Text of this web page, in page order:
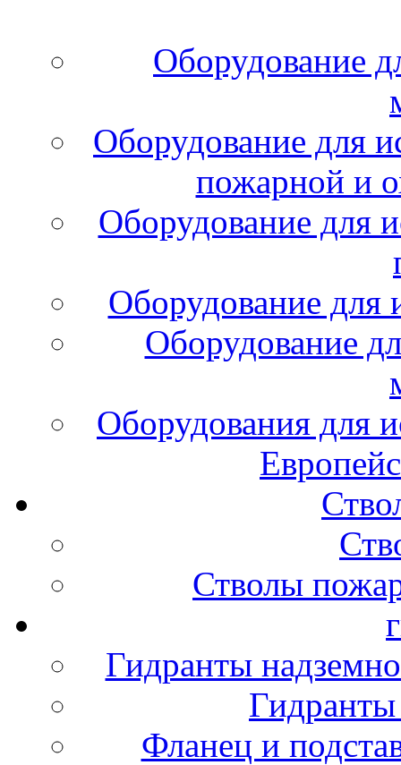
Оборудование
Оборудование для
пожарной и
Оборудование для
Оборудование для
Оборудование
Оборудования для
Стволы
Гидранты
Фланец и